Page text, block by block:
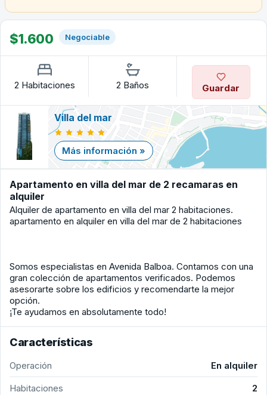
$1.600 Negociable
2 Habitaciones 2 Baños Guardar
Villa del mar
Más información »
Apartamento en villa del mar de 2 recamaras en
alquiler
Alquiler de apartamento en villa del mar 2 habitaciones.
apartamento en alquiler en villa del mar de 2 habitaciones
Somos especialistas en Avenida Balboa. Contamos con una
gran colección de apartamentos verificados. Podemos
asesorarte sobre los edificios y recomendarte la mejor
opción.
¡Te ayudamos en absolutamente todo!
Características
Operación
En alquiler
Habitaciones
2